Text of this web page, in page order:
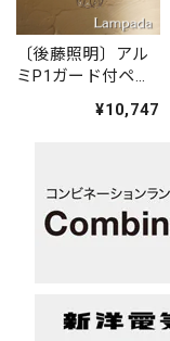
〔後藤照明〕アル
ミP1ガード付ペン
¥10,747